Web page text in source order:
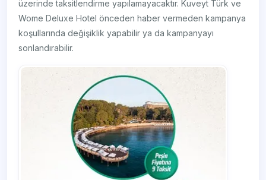
üzerinde taksitlendirme yapılamayacaktır. Kuveyt Türk ve
Wome Deluxe Hotel önceden haber vermeden kampanya
koşullarında değişiklik yapabilir ya da kampanyayı
sonlandırabilir.